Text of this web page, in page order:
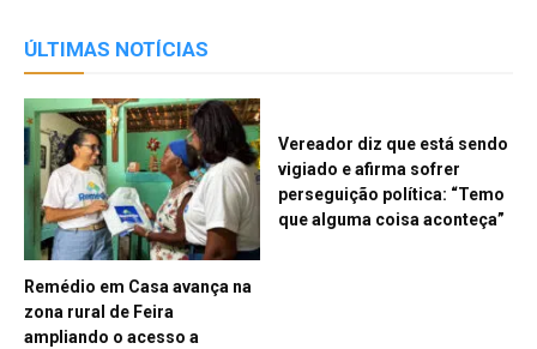
ÚLTIMAS NOTÍCIAS
Remédio em Casa avança na
zona rural de Feira
ampliando o acesso a
Vereador diz que está sendo
vigiado e afirma sofrer
perseguição política: “Temo
que alguma coisa aconteça”